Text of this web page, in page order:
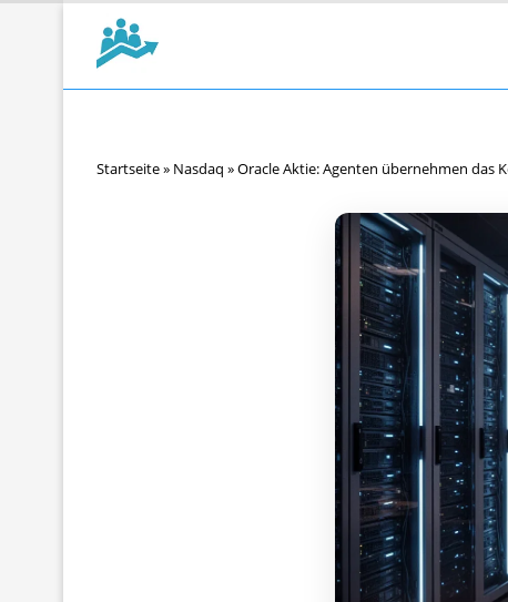
Startseite» Nasdaq »Oracle Aktie: Agenten übernehmen das